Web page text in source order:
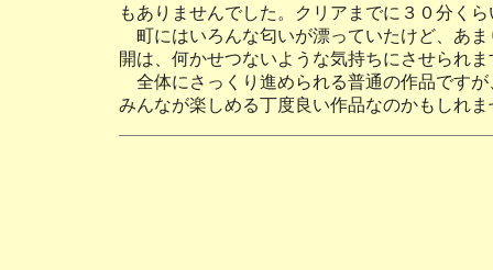
もありませんでした。クリアまでに３０分く
町にはいろんな匂いが漂っていたけど、あ
開は、何かせつないような気持ちにさせられ
全体にさっくり進められる普通の作品です
みんなが楽しめる丁度良い作品なのかもしれま